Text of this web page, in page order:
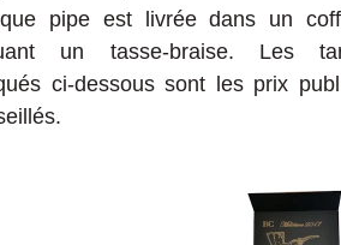
pipe est livrée dans un
un tasse-braise. Les
ci-dessous sont les prix